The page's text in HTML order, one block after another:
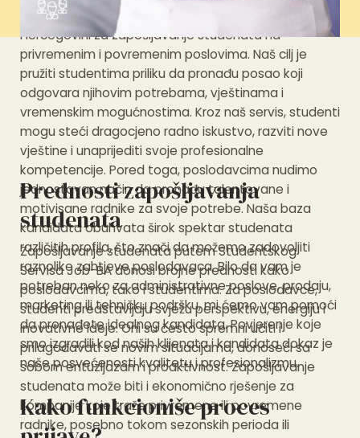
Studentski Servis Job-BA je vodeći servis u Bosni i
Hercegovini za zapošljavanje studenata na
privremenim i povremenim poslovima. Naš cilj je
pružiti studentima priliku da pronađu posao koji
odgovara njihovim potrebama, vještinama i
vremenskim mogućnostima. Kroz naš servis, studenti
mogu steći dragocjeno radno iskustvo, razviti nove
vještine i unaprijediti svoje profesionalne
kompetencije. Pored toga, poslodavcima nudimo
jednostavan način da pronađu talentovane i
motivisane radnike za svoje potrebe. Naša baza
kandidata obuhvata širok spektar studenata
različitih profila, što znači da možemo zadovoljiti
raznolike zahtjeve poslodavaca. Bilo da vam je
potreban neko za administrativne poslove, prodaju,
marketing ili tehničku podršku, mi ćemo vam pomoći
da pronađete idealnog kandidata. Povjerenje koje
smo izgradili kod naših klijenata i kandidata dokaz je
naše posvećenosti kvalitetu i profesionalizmu.
Prednosti zapošljavanja
studenata
Zapošljavanje studenata putem Studentskog
Servisa Job-BA donosi brojne prednosti kako
poslodavcima, tako i studentima. Za poslodavce,
studenti predstavljaju svježu perspektivu, energiju i
inovativne ideje. Oni su često spremni učiti i
prilagođavati se novim situacijama, donoseći sa
sobom entuzijazam i proaktivnost. Zapošljavanje
studenata može biti i ekonomično rješenje za
kompanije koje traže privremene ili povremene
radnike, posebno tokom sezonskih perioda ili
Kako funkcioniše proces